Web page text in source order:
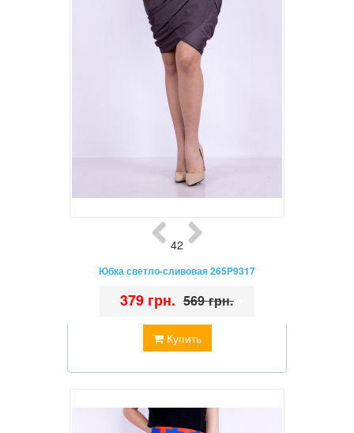
42
Юбка светло-сливовая 265P9317
Купить
379 грн. 569 грн.